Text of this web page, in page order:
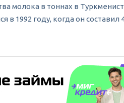
молока в тоннах в
1992 году, когда он составил